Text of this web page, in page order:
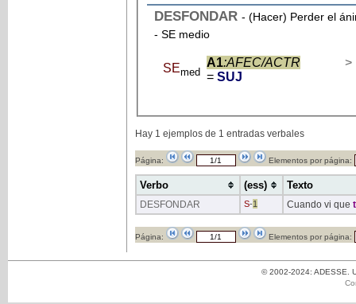
DESFONDAR - (Hacer) Perder el
- SE medio
SEmed
A1:AFEC/ACTR
= SUJ
>
Hay 1 ejemplos de 1 entradas verbales
Página: Elementos por página:
Verbo (ess) Texto
DESFONDAR S-1 Cuando vi que
Página: Elementos por página:
© 2002-2024: ADESSE.